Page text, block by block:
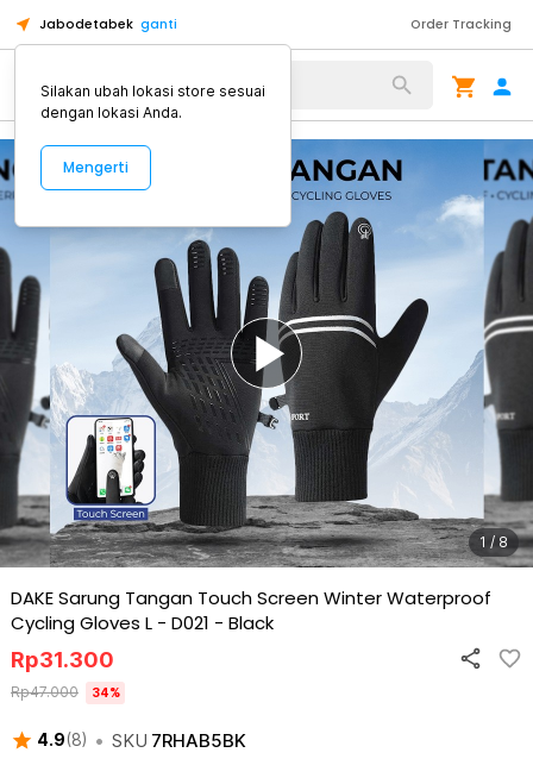
Jabodetabek ganti Order Tracking
Alat Kopi
1 / 8
DAKE Sarung Tangan Touch Screen Winter Waterproof
Cycling Gloves L - D021 - Black
4.9(8) • SKU 7RHAB5BK
Rp31.300
Rp47.000 34%
Silakan ubah lokasi store sesuai
dengan lokasi Anda.
Mengerti